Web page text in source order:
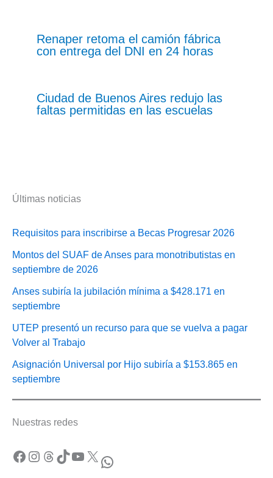
Renaper retoma el camión fábrica
con entrega del DNI en 24 horas
Ciudad de Buenos Aires redujo las
faltas permitidas en las escuelas
Últimas noticias
Requisitos para inscribirse a Becas Progresar 2026
Montos del SUAF de Anses para monotributistas en
septiembre de 2026
Anses subiría la jubilación mínima a $428.171 en
septiembre
UTEP presentó un recurso para que se vuelva a pagar
Volver al Trabajo
Asignación Universal por Hijo subiría a $153.865 en
septiembre
Nuestras redes
Facebook Instagram Threads TikTok YouTube X WhatsApp